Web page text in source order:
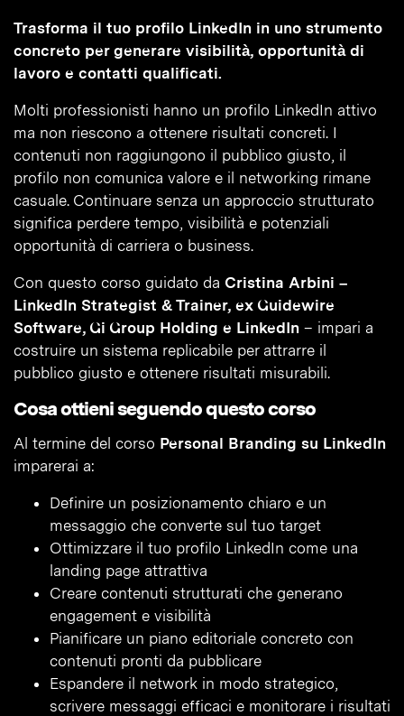
Trasforma il tuo profilo LinkedIn in uno strumento
concreto per generare visibilità, opportunità di
lavoro e contatti qualificati.
Molti professionisti hanno un profilo LinkedIn attivo
ma non riescono a ottenere risultati concreti. I
contenuti non raggiungono il pubblico giusto, il
profilo non comunica valore e il networking rimane
casuale. Continuare senza un approccio strutturato
significa perdere tempo, visibilità e potenziali
opportunità di carriera o business.
Con questo corso guidato da Cristina Arbini –
LinkedIn Strategist & Trainer, ex Guidewire
Software, Gi Group Holding e LinkedIn – impari a
costruire un sistema replicabile per attrarre il
pubblico giusto e ottenere risultati misurabili.
Cosa ottieni seguendo questo corso
Al termine del corso Personal Branding su LinkedIn
imparerai a:
Definire un posizionamento chiaro e un
messaggio che converte sul tuo target
Ottimizzare il tuo profilo LinkedIn come una
landing page attrattiva
Creare contenuti strutturati che generano
engagement e visibilità
Pianificare un piano editoriale concreto con
contenuti pronti da pubblicare
Espandere il network in modo strategico,
scrivere messaggi efficaci e monitorare i risultati